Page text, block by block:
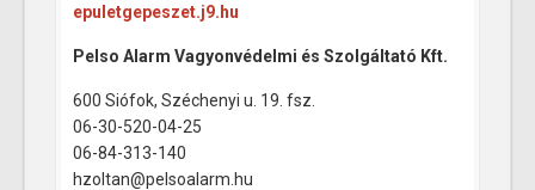
epuletgepeszet.j9.hu
Pelso Alarm Vagyonvédelmi és Szolgáltató Kft.
600 Siófok, Széchenyi u. 19. fsz.
06-30-520-04-25
06-84-313-140
hzoltan@pelsoalarm.hu